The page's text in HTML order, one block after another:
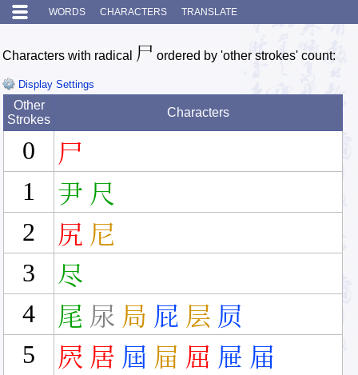
WORDS CHARACTERS TRANSLATE
Characters with radical 尸 ordered by 'other strokes' count:
Display Settings
Other
Strokes
Characters
0
尸
1
尹 尺
2
尻 尼
3
尽
4
尾 尿 局 屁 层 屃
5
屄 居 屆 屇 屈 屉 届